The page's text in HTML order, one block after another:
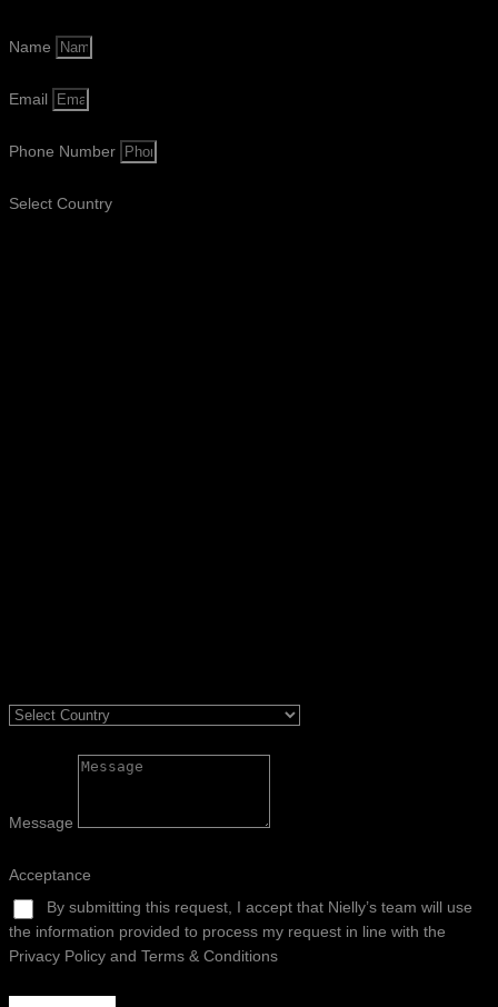
Name
Email
Phone Number
Select Country
Message
Acceptance
By submitting this request, I accept that Nielly’s team will use
the information provided to process my request in line with the
Privacy Policy and Terms & Conditions